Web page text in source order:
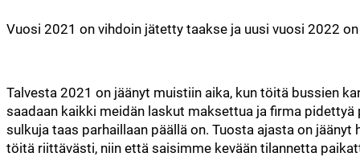
Vuosi 2021 on vihdoin jätetty taakse ja uusi vuosi 2022
Talvesta 2021 on jäänyt muistiin aika, kun töitä bussien
saadaan kaikki meidän laskut maksettua ja firma
sulkuja taas parhaillaan päällä on. Tuosta ajasta on
töitä riittävästi, niin että saisimme kevään tilannetta